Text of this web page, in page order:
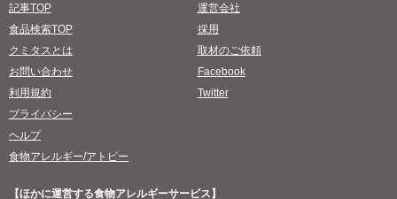
記事TOP
食品検索TOP
クミタスとは
お問い合わせ
利用規約
プライバシー
ヘルプ
食物アレルギー/アトピー
運営会社
採用
取材のご依頼
Facebook
Twitter
【ほかに運営する食物アレルギーサービス】